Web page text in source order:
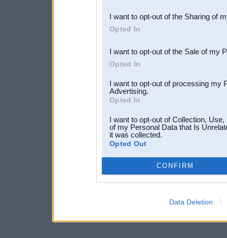
Downstream Participants
third parties.
I want to opt-out of the Sharing of
Opted In
I want to opt-out of the Sale of my
Opted In
I want to opt-out of processing my
Advertising.
Opted In
I want to opt-out of Collection,
of my Personal Data that Is
it was collected.
Opted Out
CONFIRM
Data Deletion